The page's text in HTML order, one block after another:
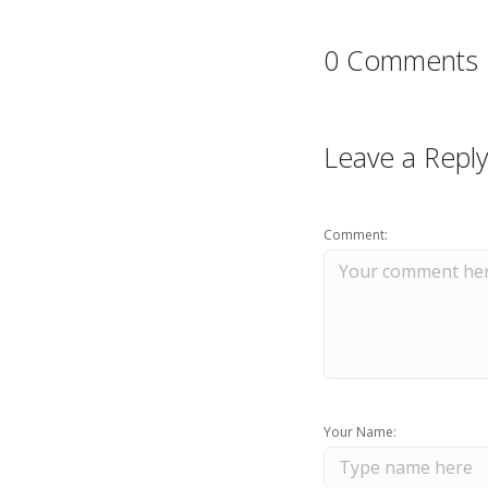
0 Comments
Leave a Reply
Comment:
Your Name: